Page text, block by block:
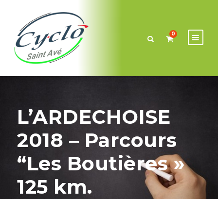
0
L’ARDECHOISE
2018 – Parcours
“Les Boutières »
125 km.